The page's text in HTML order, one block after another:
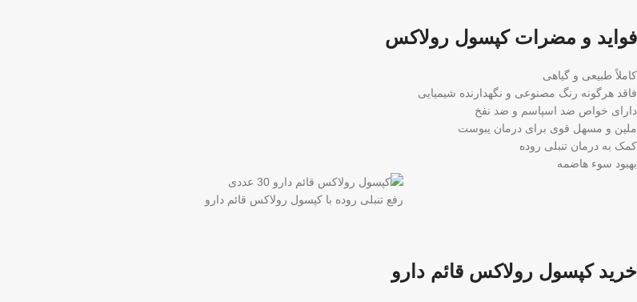
فواید و مضرات کپسول رولاکس
کاملاً طبیعی و گیاهی
فاقد هرگونه رنگ مصنوعی و نگهدارنده شیمیایی
دارای خواص ضد اسپاسم و ضد نفخ
ملین و مسهل قوی برای درمان یبوست
کمک به درمان تنبلی روده
بهبود سوء هاضمه
رفع تنبلی روده با کپسول رولاکس قائم دارو
خرید کپسول رولاکس قائم دارو